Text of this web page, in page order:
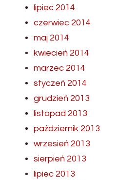
lipiec 2014
czerwiec 2014
maj 2014
kwiecień 2014
marzec 2014
styczeń 2014
grudzień 2013
listopad 2013
październik 2013
wrzesień 2013
sierpień 2013
lipiec 2013